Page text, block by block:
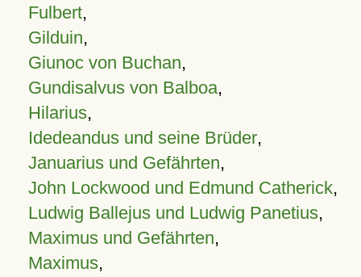
Fulbert,
Gilduin,
Giunoc von Buchan,
Gundisalvus von Balboa,
Hilarius,
Idedeandus und seine Brüder,
Januarius und Gefährten,
John Lockwood und Edmund Catherick,
Ludwig Ballejus und Ludwig Panetius,
Maximus und Gefährten,
Maximus,